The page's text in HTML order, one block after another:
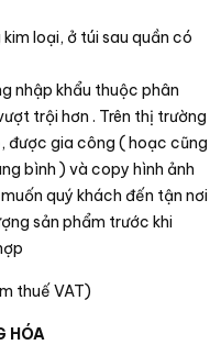
loại, ở túi sau quần có
nhập khẩu thuộc phân
trội hơn . Trên thị trường
được gia công ( hoạc cũng
bình ) và copy hình ảnh
quý khách đến tận nơi
sản phẩm trước khi
thuế VAT)
HÓA